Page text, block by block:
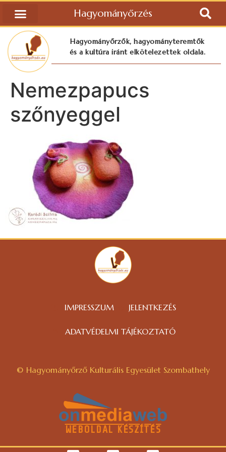
Hagyományőrzés
Hagyományőrzők, hagyományteremtők
és a kultúra iránt elkötelezettek oldala.
Nemezpapucs
szőnyeggel
IMPRESSZUM JELENTKEZÉS
ADATVÉDELMI TÁJÉKOZTATÓ
© Hagyományőrző Kulturális Egyesület Szombathely
WEBOLDAL KÉSZÍTÉS